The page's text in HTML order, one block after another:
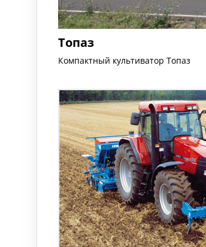
Топаз
Компактный культиватор Топаз